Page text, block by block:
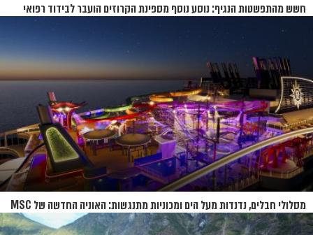
חשש מהתפשטות הנגיף: נוסע נוסף מספינת הקרוזים הועבר לבידוד רפואי
מסלולי חבלים, נדנדות מעל הים ומכוניות מתנגשות: האוניה החדשה של MSC
נחשפת